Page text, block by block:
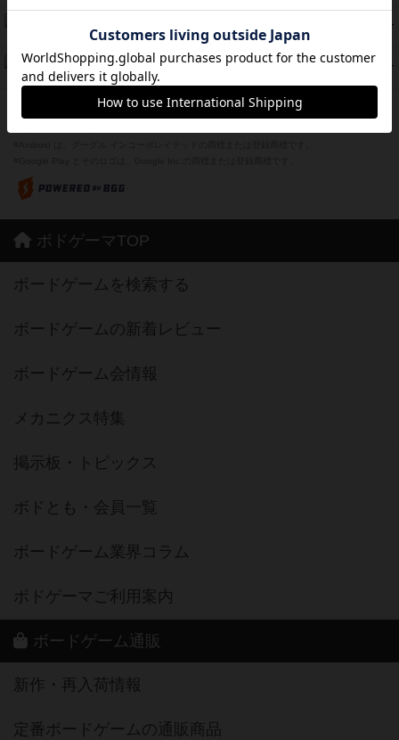
PT
紹介文なし 1件の投稿
42 PT
ドコジャン
紹介文あり 10件の投稿
※Apple、Apple のロゴ は、米国および他の国々で登録されたApple Inc.の商標です。
ボドゲーマTOP
ボードゲームを検索する
ボードゲームの新着レビュー
ボードゲーム会情報
メカニクス特集
掲示板・トピックス
ボドとも・会員一覧
ボードゲーム業界コラム
ボドゲーマご利用案内
ボードゲーム通販
新作・再入荷情報
定番ボードゲームの通販商品